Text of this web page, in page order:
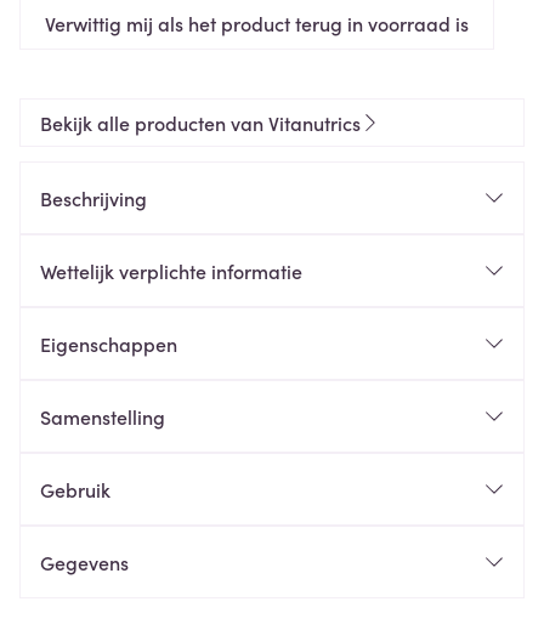
Verwittig mij als het product terug in voorraad is
Bekijk alle producten van Vitanutrics
Beschrijving
Wettelijk verplichte informatie
Eigenschappen
Samenstelling
Gebruik
Gegevens